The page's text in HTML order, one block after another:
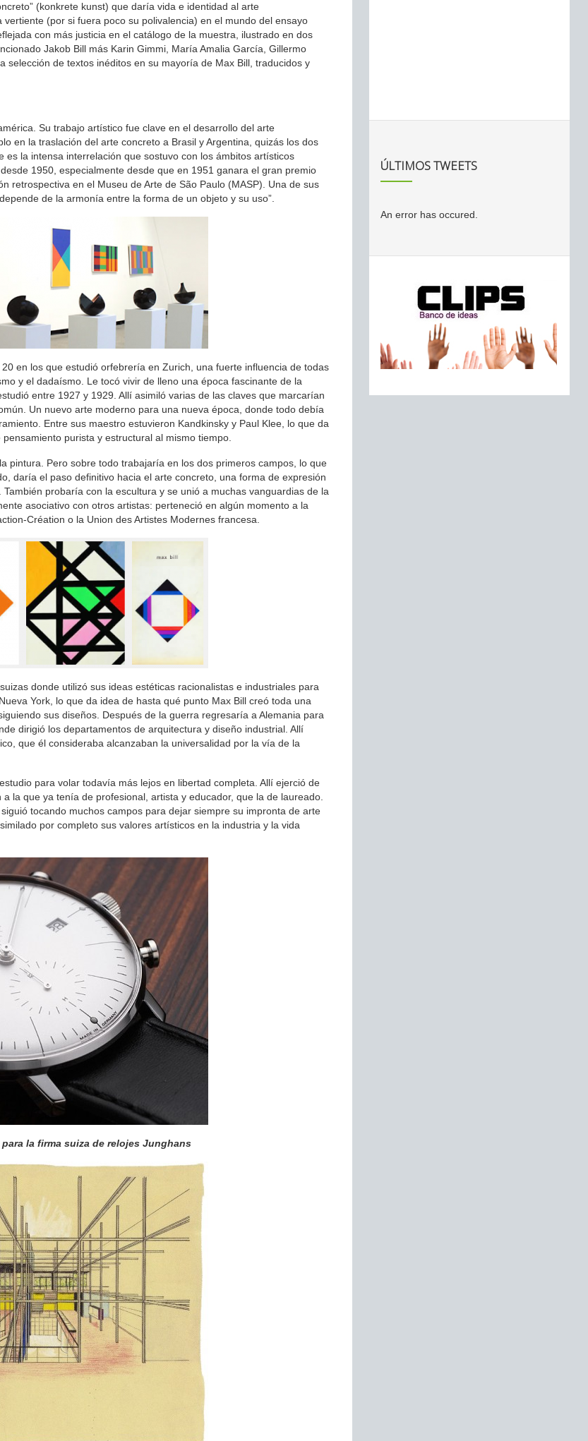
(konkrete kunst) que daría vida e identidad al arte
(por si fuera poco su polivalencia) en el mundo del ensayo
con más justicia en el catálogo de la muestra, ilustrado en dos
Jakob Bill más Karin Gimmi, María Amalia García, Gillermo
de textos inéditos en su mayoría de Max Bill, traducidos y
Su trabajo artístico fue clave en el desarrollo del arte
en la traslación del arte concreto a Brasil y Argentina, quizás los dos
la intensa interrelación que sostuvo con los ámbitos artísticos
1950, especialmente desde que en 1951 ganara el gran premio
retrospectiva en el Museu de Arte de São Paulo (MASP). Una de sus
de la armonía entre la forma de un objeto y su uso”.
en los que estudió orfebrería en Zurich, una fuerte influencia de todas
y el dadaísmo. Le tocó vivir de lleno una época fascinante de la
entre 1927 y 1929. Allí asimiló varias de las claves que marcarían
Un nuevo arte moderno para una nueva época, donde todo debía
Entre sus maestro estuvieron Kandkinsky y Paul Klee, lo que da
purista y estructural al mismo tiempo.
pintura. Pero sobre todo trabajaría en los dos primeros campos, lo que
daría el paso definitivo hacia el arte concreto, una forma de expresión
probaría con la escultura y se unió a muchas vanguardias de la
asociativo con otros artistas: perteneció en algún momento a la
Création o la Union des Artistes Modernes francesa.
donde utilizó sus ideas estéticas racionalistas e industriales para
York, lo que da idea de hasta qué punto Max Bill creó toda una
sus diseños. Después de la guerra regresaría a Alemania para
dirigió los departamentos de arquitectura y diseño industrial. Allí
que él consideraba alcanzaban la universalidad por la vía de la
para volar todavía más lejos en libertad completa. Allí ejerció de
la que ya tenía de profesional, artista y educador, que la de laureado.
tocando muchos campos para dejar siempre su impronta de arte
por completo sus valores artísticos en la industria y la vida
la firma suiza de relojes Junghans
ÚLTIMOS TWEETS
An error has occured.